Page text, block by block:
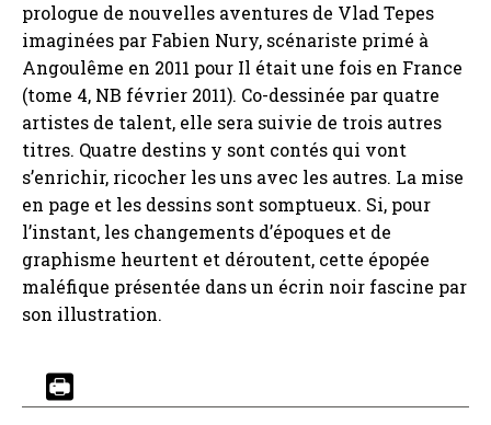
prologue de nouvelles aventures de Vlad Tepes
imaginées par Fabien Nury, scénariste primé à
Angoulême en 2011 pour Il était une fois en France
(tome 4, NB février 2011). Co-dessinée par quatre
artistes de talent, elle sera suivie de trois autres
titres. Quatre destins y sont contés qui vont
s’enrichir, ricocher les uns avec les autres. La mise
en page et les dessins sont somptueux. Si, pour
l’instant, les changements d’époques et de
graphisme heurtent et déroutent, cette épopée
maléfique présentée dans un écrin noir fascine par
son illustration.